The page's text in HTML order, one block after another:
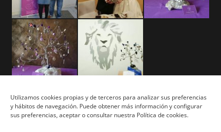
Utilizamos cookies propias y de terceros para analizar sus preferencias
y hábitos de navegación. Puede obtener más información y configurar
sus preferencias, aceptar o consultar nuestra Política de cookies.
Aviso Legal